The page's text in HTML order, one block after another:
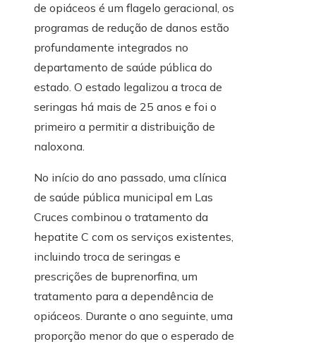
de opiáceos é um flagelo geracional, os
programas de redução de danos estão
profundamente integrados no
departamento de saúde pública do
estado. O estado legalizou a troca de
seringas há mais de 25 anos e foi o
primeiro a permitir a distribuição de
naloxona.
No início do ano passado, uma clínica
de saúde pública municipal em Las
Cruces combinou o tratamento da
hepatite C com os serviços existentes,
incluindo troca de seringas e
prescrições de buprenorfina, um
tratamento para a dependência de
opiáceos. Durante o ano seguinte, uma
proporção menor do que o esperado de